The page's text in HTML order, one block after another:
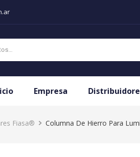
Empresa
Fiasa® Columna De Hierro Para